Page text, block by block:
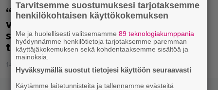
“Soitamme biisejä, joista olen
vannonnut ettemme enää koskaan
soittaisi” – Placebo juhlii 20-vuotista
taivaltaan Helsingissä
14.03.2016
Tarvitsemme suostumuksesi tarjotaksemme
henkilökohtaisen käyttökokemuksen
Me ja huolellisesti valitsemamme89 teknologiakumppania
hyödynnämme henkilötietoja tarjotaksemme paremman
käyttäjäkokemuksen sekä kohdentaaksemme sisältöä ja
mainoksia.
Hyväksymällä suostut tietojesi käyttöön seuraavasti
Käytämme laitetunnisteita ja tallennamme evästeitä